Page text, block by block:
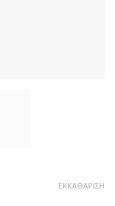
ΕΚΚΑΘΆΡΙΣΗ